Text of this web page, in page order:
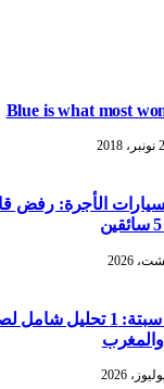
Blue is what most
لسيارات الأجرة: رفض
أزمة الهجرة في سبتة: 1
والمغرب